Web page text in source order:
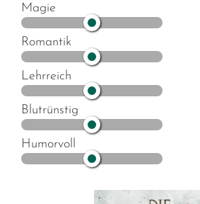
Magie
Romantik
Lehrreich
Blutrünstig
Humorvoll